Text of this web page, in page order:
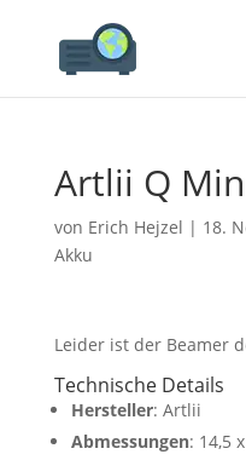
Artlii Q
von Erich Hejzel | 18.
Akku
Leider ist der Beamer
Technische Details
Hersteller: Artlii
Abmessungen: ‎14,5